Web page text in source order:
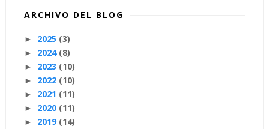
ARCHIVO DEL BLOG
► 2025 (3)
► 2024 (8)
► 2023 (10)
► 2022 (10)
► 2021 (11)
► 2020 (11)
► 2019 (14)